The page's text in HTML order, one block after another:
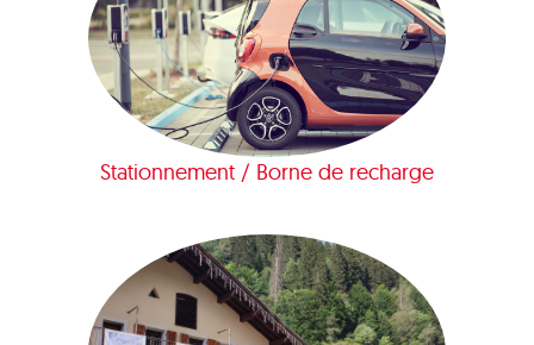
Stationnement / Borne de recharge